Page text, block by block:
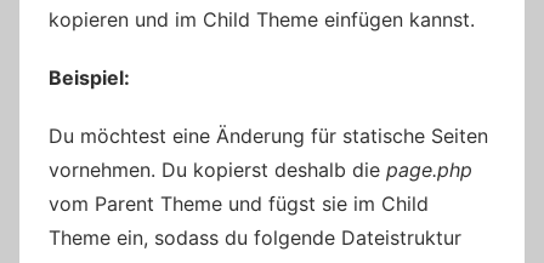
kopieren und im Child Theme einfügen kannst.
Beispiel:
Du möchtest eine Änderung für statische Seiten
vornehmen. Du kopierst deshalb die page.php
vom Parent Theme und fügst sie im Child
Theme ein, sodass du folgende Dateistruktur